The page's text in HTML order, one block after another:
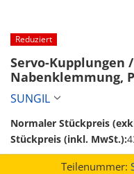
Reduziert
Servo-Kupplungen
Nabenklemmung,
Aluminium (SDWC-
SUNGIL
Normaler Stückpreis
Stückpreis (inkl. MwSt.):
Teilenummer: